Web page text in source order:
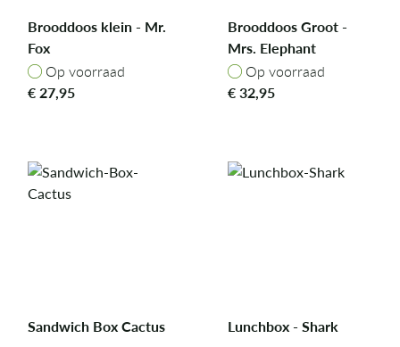
Brooddoos klein - Mr.
Fox
Op voorraad
Op voorraad
€27,95
Brooddoos Groot -
Mrs. Elephant
Op voorraad
Op voorraad
€32,95
Sandwich Box Cactus Lunchbox - Shark